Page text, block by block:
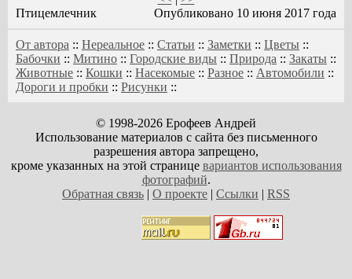
Птицемлечник
Опубликовано 10 июня 2017 года
От автора :: Нереальное :: Статьи :: Заметки :: Цветы ::
Бабочки :: Митино :: Городские виды :: Природа :: Закаты ::
Животные :: Кошки :: Насекомые :: Разное :: Автомобили ::
Дороги и пробки :: Рисунки ::
© 1998-2026 Ерофеев Андрей
Использование материалов с сайта без письменного
разрешения автора запрещено,
кроме указанных на этой странице вариантов использования
фотографий.
Обратная связь | О проекте | Ссылки | RSS